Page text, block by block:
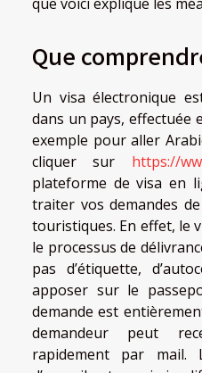
Que
Un visa électronique
dans un pays, effectuée
exemple pour aller
cliquer sur https://
plateforme de visa en
traiter vos demandes
touristiques. En effet, le
le processus de
pas d’étiquette,
apposer sur le
demande est
demandeur peut
rapidement par mail.